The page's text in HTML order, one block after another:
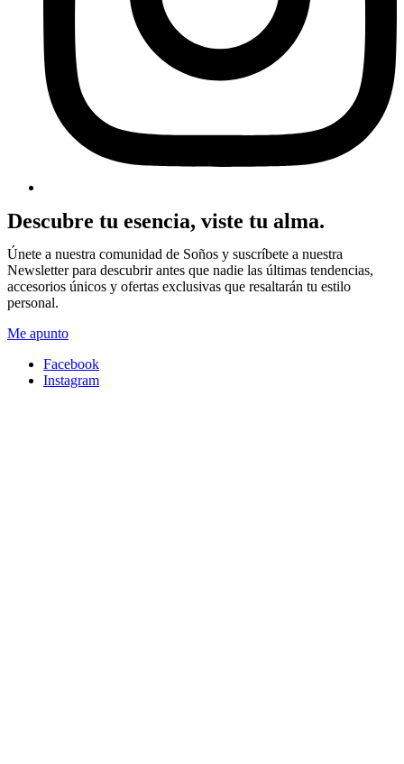
Descubre tu esencia, viste tu alma.
Únete a nuestra comunidad de Soños y suscríbete a nuestra
Newsletter para descubrir antes que nadie las últimas tendencias,
accesorios únicos y ofertas exclusivas que resaltarán tu estilo
personal.
Me apunto
Facebook
Instagram